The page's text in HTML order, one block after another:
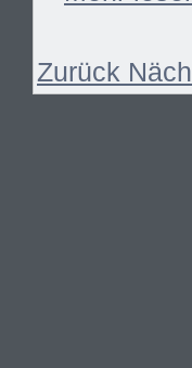
Zurück